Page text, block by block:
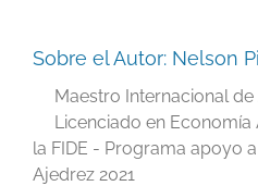
Sobre el Autor: Nelson
Maestro Internacional de
Licenciado en
la FIDE - Programa apoyo
Ajedrez 2021